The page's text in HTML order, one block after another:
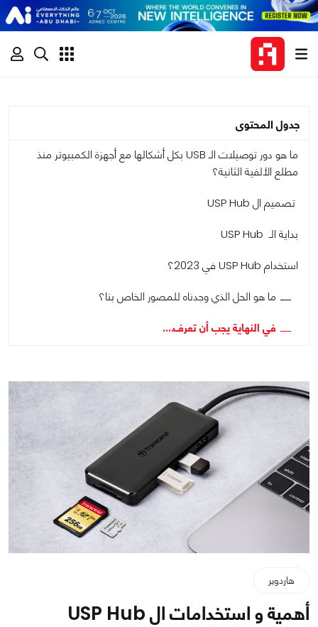
جدول المحتوى
ما هو دور توصيلات الـ USB بكل أشكالها مع أجهزة الكمبيوتر منذ
مطلع الألفية الثانية؟
تصميم ال USP Hub
بداية الـ USP Hub
استخدام USP Hub في 2023؟
ما هو الحل الذي وجدناه للمصور الخاص بنا؟
في النهاية يجب أن تعرف….
هاردوير
أهمية و استخدامات ال USP Hub